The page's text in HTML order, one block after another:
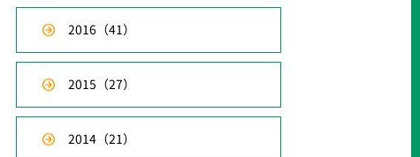
2016 （41）
2015 （27）
2014 （21）